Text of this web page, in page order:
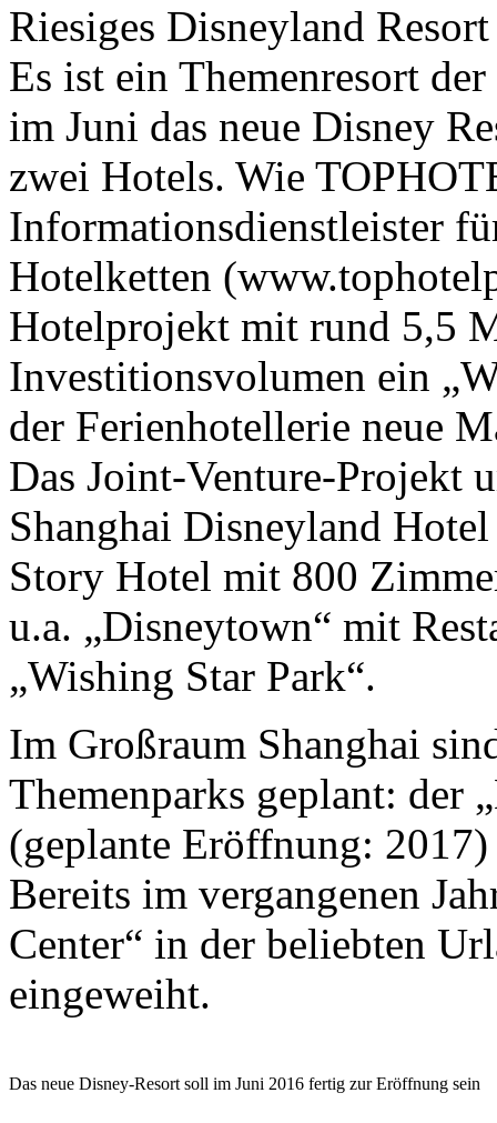
Riesiges Disneyland
Es ist ein Themenresort
im Juni das neue Disney
zwei Hotels. Wie
Informationsdienstleister
Hotelketten
Hotelprojekt mit rund 5,5
Investitionsvolumen ein
der Ferienhotellerie neue
Das Joint-Venture-Projekt
Shanghai Disneyland
Story Hotel mit 800
u.a. „Disneytown“ mit
„Wishing Star Park“.
Im Großraum Shanghai
Themenparks geplant: der
(geplante Eröffnung:
Bereits im vergangenen
Center“ in der beliebten
eingeweiht.
Das neue Disney-Resort soll im Juni 2016 fertig zur Eröffnung sein